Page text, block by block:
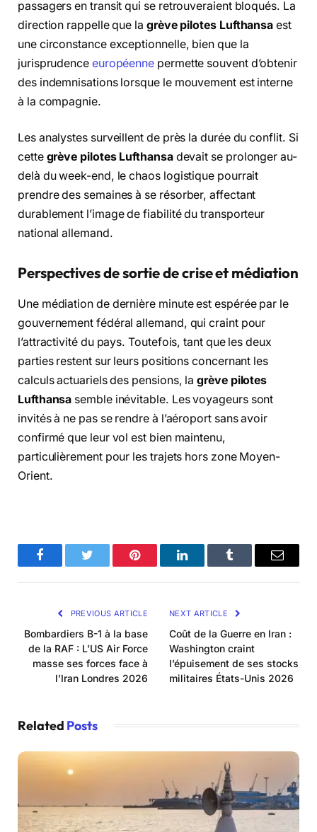
passagers en transit qui se retrouveraient bloqués. La
direction rappelle que la grève pilotes Lufthansa est
une circonstance exceptionnelle, bien que la
jurisprudence européenne permette souvent d’obtenir
des indemnisations lorsque le mouvement est interne
à la compagnie.
Les analystes surveillent de près la durée du conflit. Si
cette grève pilotes Lufthansadevait se prolonger au-
delà du week-end, le chaos logistique pourrait
prendre des semaines à se résorber, affectant
durablement l’image de fiabilité du transporteur
national allemand.
Perspectives de sortie de crise et médiation
Une médiation de dernière minute est espérée par le
gouvernement fédéral allemand, qui craint pour
l’attractivité du pays. Toutefois, tant que les deux
parties restent sur leurs positions concernant les
calculs actuariels des pensions, lagrève pilotes
Lufthansa semble inévitable. Les voyageurs sont
invités à ne pas se rendre à l’aéroport sans avoir
confirmé que leur vol est bien maintenu,
particulièrement pour les trajets hors zone Moyen-
Orient.
FacebookTwitter Pinterest LinkedInTumblr Email
PREVIOUS ARTICLE
Bombardiers B-1 à la base
de la RAF : L’US Air Force
masse ses forces face à
l’Iran Londres 2026
NEXT ARTICLE
Coût de la Guerre en Iran :
Washington craint
l’épuisement de ses stocks
militaires États-Unis 2026
Related Posts